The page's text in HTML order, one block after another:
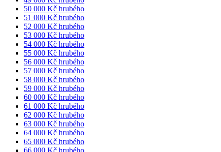
50 000 Kč hrubého
51 000 Kč hrubého
52 000 Kč hrubého
53 000 Kč hrubého
54 000 Kč hrubého
55 000 Kč hrubého
56 000 Kč hrubého
57 000 Kč hrubého
58 000 Kč hrubého
59 000 Kč hrubého
60 000 Kč hrubého
61 000 Kč hrubého
62 000 Kč hrubého
63 000 Kč hrubého
64 000 Kč hrubého
65 000 Kč hrubého